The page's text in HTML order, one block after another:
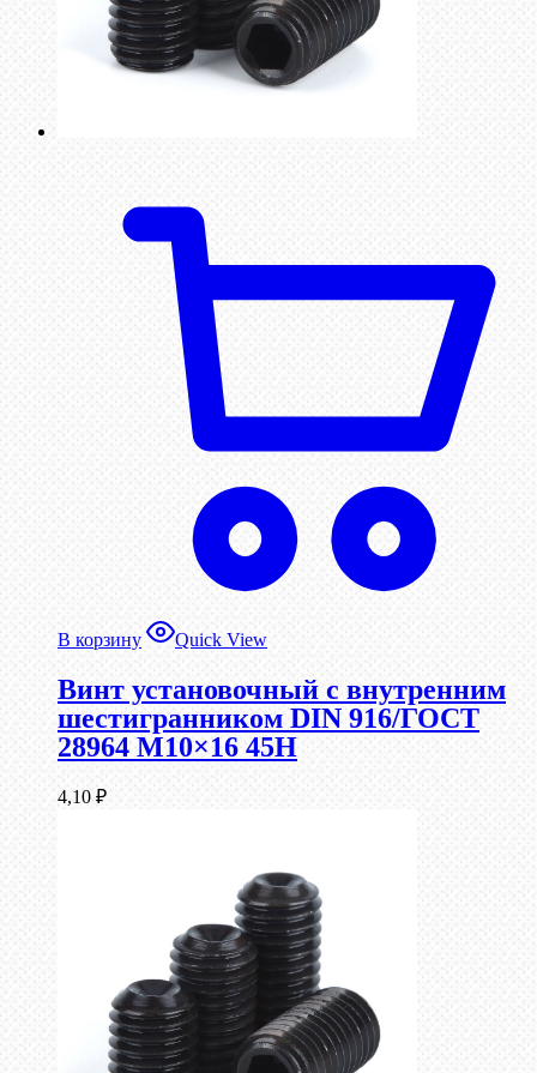
В корзину Quick View
Винт установочный с внутренним
шестигранником DIN 916/ГОСТ
28964 М10×16 45Н
4,10 ₽